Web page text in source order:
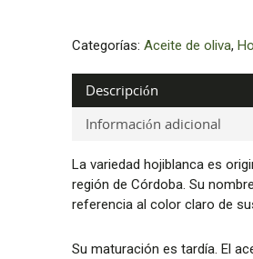
Categorías: Aceite de oliva,
Descripción
Información adicional
La variedad hojiblanca es
región de Córdoba. Su
referencia al color claro de
Su maturación es tardía. El